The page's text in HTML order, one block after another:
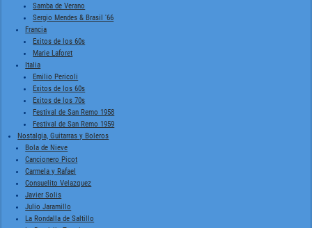
Samba de Verano
Sergio Mendes & Brasil '66
Francia
Exitos de los 60s
Marie Laforet
Italia
Emilio Pericoli
Exitos de los 60s
Exitos de los 70s
Festival de San Remo 1958
Festival de San Remo 1959
Nostalgia, Guitarras y Boleros
Bola de Nieve
Cancionero Picot
Carmela y Rafael
Consuelito Velazquez
Javier Solis
Julio Jaramillo
La Rondalla de Saltillo